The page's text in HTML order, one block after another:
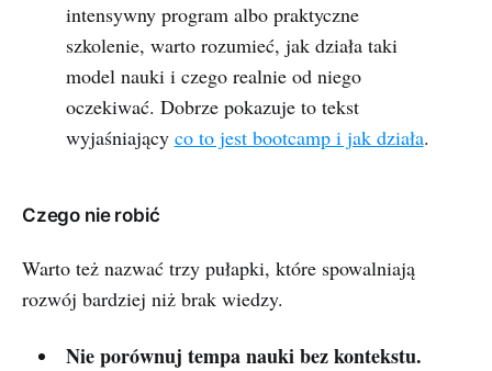
intensywny program albo praktyczne
szkolenie, warto rozumieć, jak działa taki
model nauki i czego realnie od niego
oczekiwać. Dobrze pokazuje to tekst
wyjaśniający co to jest bootcamp i jak działa.
Czego nie robić
Warto też nazwać trzy pułapki, które spowalniają
rozwój bardziej niż brak wiedzy.
Nie porównuj tempa nauki bez kontekstu.